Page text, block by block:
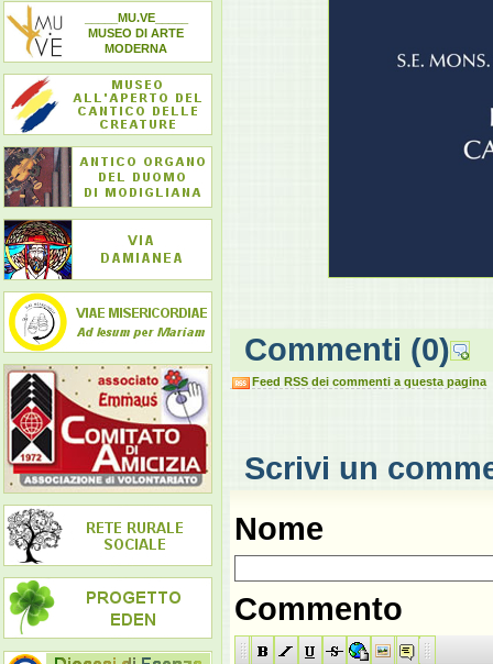
_____MU.VE_____
MUSEO DI ARTE
MODERNA
Commenti (0)
Feed RSS dei commenti a questa pagina
Scrivi un
Nome
Commento